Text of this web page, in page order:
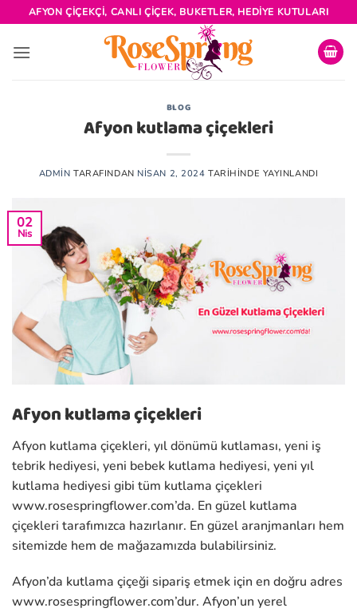
İçeriğe
atla
AFYON ÇIÇEKÇI, CANLI ÇIÇEK, BUKETLER, HEDIYE KUTULARI
BLOG
Afyon kutlama çiçekleri
ADMIN TARAFINDAN NISAN 2, 2024 TARIHINDE YAYINLANDI
02
Nis
Afyon kutlama çiçekleri
Afyon kutlama çiçekleri, yıl dönümü kutlaması, yeni iş
tebrik hediyesi, yeni bebek kutlama hediyesi, yeni yıl
kutlama hediyesi gibi tüm kutlama çiçekleri
www.rosespringflower.com’da. En güzel kutlama
çiçekleri tarafımızca hazırlanır. En güzel aranjmanları hem
sitemizde hem de mağazamızda bulabilirsiniz.
Afyon’da kutlama çiçeği sipariş etmek için en doğru adres
www.rosespringflower.com’dur. Afyon’un yerel